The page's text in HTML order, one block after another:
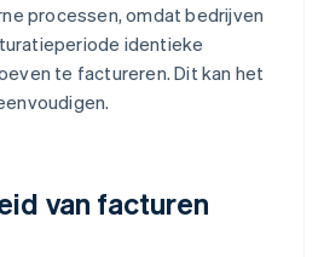
processen, omdat bedrijven
identieke
te factureren. Dit kan het
van facturen